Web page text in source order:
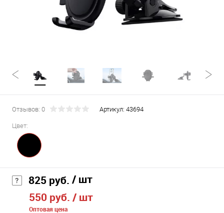
Отзывов: 0 Артикул: 43694
Цвет:
825 руб. / шт
550 руб. / шт
Оптовая цена